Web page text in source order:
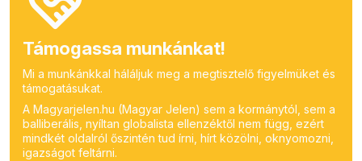
Támogassa munkánkat!
Mi a munkánkkal háláljuk meg a megtisztelő figyelmüket és
támogatásukat.
A Magyarjelen.hu (Magyar Jelen) sem a kormánytól, sem a
balliberális, nyíltan globalista ellenzéktől nem függ, ezért
mindkét oldalról őszintén tud írni, hírt közölni, oknyomozni,
igazságot feltárni.